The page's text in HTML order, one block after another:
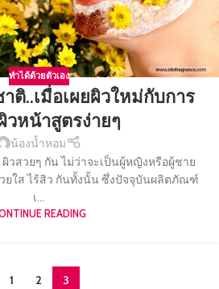
ทำได้ด้วยตัวเอง
ติ..เมื่อเผยผิวใหม่กับการ
วหน้าสูตรง่ายๆ
น้องน้ำหอม
วสวยๆ กัน ไม่ว่าจะเป็นผู้หญิงหรือผู้ชาย
ยใส ไร้สิว กันทั้งนั้น ซึ่งปัจจุบันผลิตภัณฑ์
เ...
READING
1 2 3